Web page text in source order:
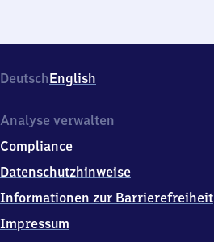
DeutschEnglish
Analyse verwalten
Compliance
Datenschutzhinweise
Informationen zur Barrierefreiheit
Impressum